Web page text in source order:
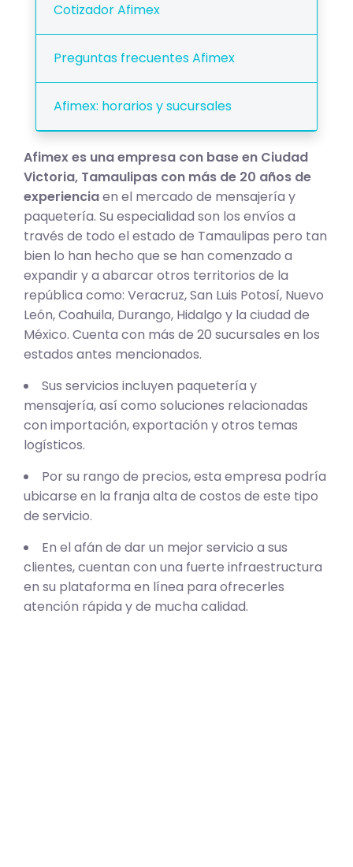
Cotizador Afimex
Preguntas frecuentes Afimex
Afimex: horarios y sucursales
Afimex es una empresa con base en Ciudad
Victoria, Tamaulipas con más de 20 años de
experienciaen el mercado de mensajería y
paquetería. Su especialidad son los envíos a
través de todo el estado de Tamaulipas pero tan
bien lo han hecho que se han comenzado a
expandir y a abarcar otros territorios de la
república como: Veracruz, San Luis Potosí, Nuevo
León, Coahuila, Durango, Hidalgo y la ciudad de
México. Cuenta con más de 20 sucursales en los
estados antes mencionados.
Sus servicios incluyen paquetería y
mensajería, así como soluciones relacionadas
con importación, exportación y otros temas
logísticos.
Por su rango de precios, esta empresa podría
ubicarse en la franja alta de costos de este tipo
de servicio.
En el afán de dar un mejor servicio a sus
clientes, cuentan con una fuerte infraestructura
en su plataforma en línea para ofrecerles
atención rápida y de mucha calidad.